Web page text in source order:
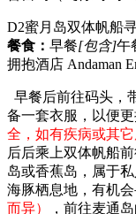
D2蜜月岛双体帆船
餐食： 早餐[包含]午
拥抱酒店 Andaman
早餐后前往码头，
备一套衣服，以便更
全，如有疾病或其
后后乘上双体帆船
岛或香蕉岛，属于
海豚栖息地，有机
而异）
，前往麦通